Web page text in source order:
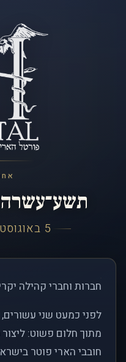
5 באוגוסט 2007 – 2026
חברות וחברי קהילה
מתוך חלום פשוט:
חובבי הארי פוטר